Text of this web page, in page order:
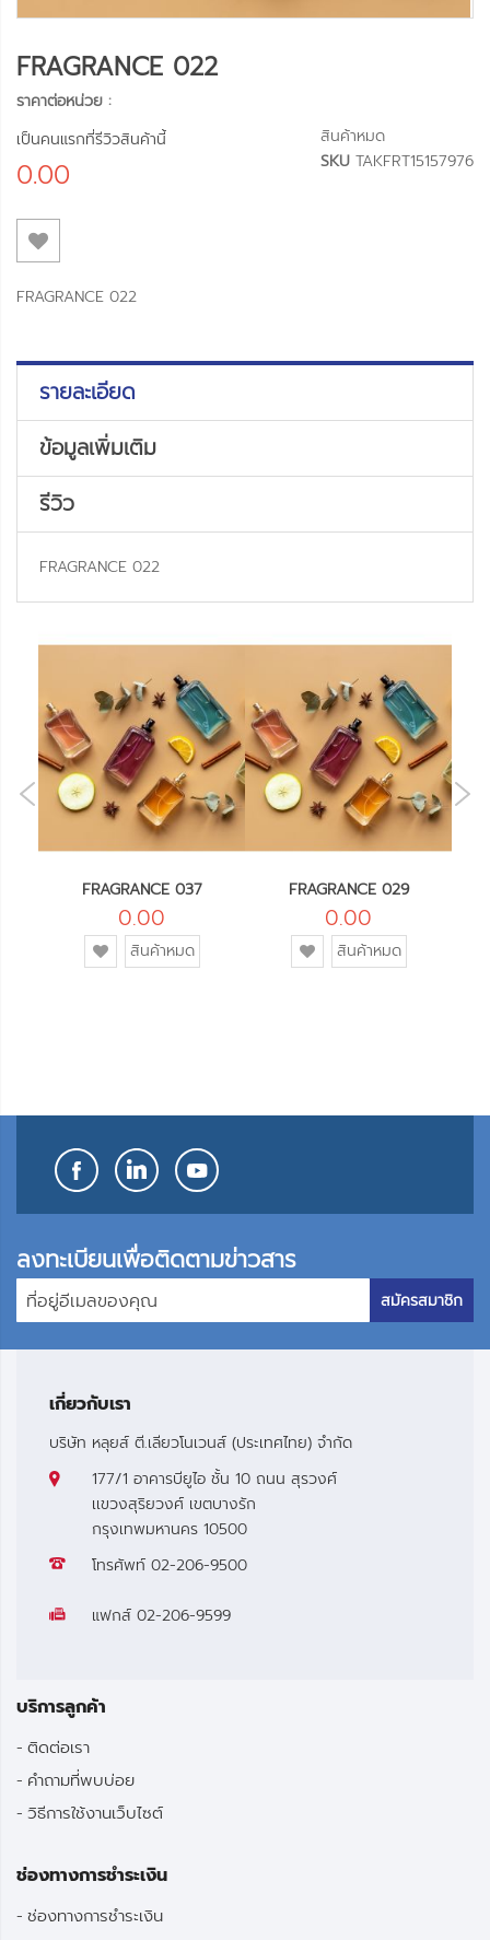
FRAGRANCE 022
ราคาต่อหน่วย :
สินค้าหมด
SKU TAKFRT15157976
เป็นคนแรกที่รีวิวสินค้านี้
0.00
FRAGRANCE 022
รายละเอียด
ข้อมูลเพิ่มเติม
รีวิว
FRAGRANCE 022
FRAGRANCE 037
0.00
เพิ่มสินค้าหมด
FRAGRANCE 029
0.00
เพิ่มสินค้าหมด
ลงทะเบียนเพื่อติดตามข่าวสาร
สมัครสมาชิก
เกี่ยวกับเรา
บริษัท หลุยส์ ตี.เลียวโนเวนส์ (ประเทศไทย) จำกัด
177/1 อาคารบียูไอ ชั้น 10 ถนน สุรวงศ์
เเขวงสุริยวงศ์ เขตบางรัก
กรุงเทพมหานคร 10500
โทรศัพท์ 02-206-9500
แฟกส์ 02-206-9599
บริการลูกค้า
ติดต่อเรา
คำถามที่พบบ่อย
วิธีการใช้งานเว็บไซต์
ช่องทางการชำระเงิน
ช่องทางการชำระเงิน